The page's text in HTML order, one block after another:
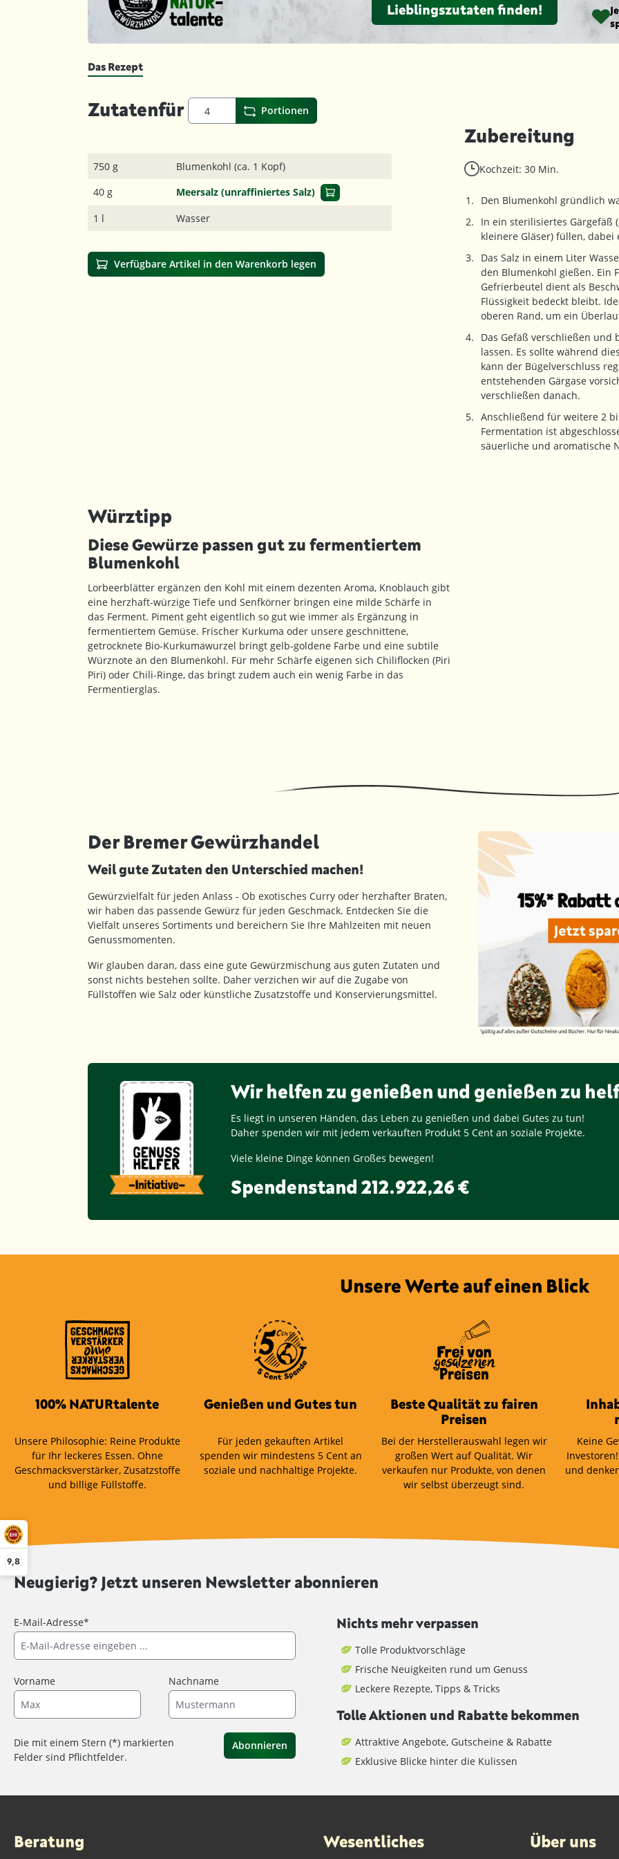
9,8
Lieblingszutaten finden!
Das Rezept
Zutatenfür Portionen
750 g
Blumenkohl (ca. 1 Kopf)
40 g
Meersalz (unraffiniertes Salz)
1 l
Wasser
Verfügbare Artikel in den Warenkorb legen
Zubereitung
Kochzeit: 30 Min.
Den Blumenkohl gründlich
In ein sterilisiertes Gärgefäß
kleinere Gläser) füllen, dabei
Das Salz in einem Liter
den Blumenkohl gießen. Ein
Gefrierbeutel dient als
Flüssigkeit bedeckt bleibt.
oberen Rand, um ein
Das Gefäß verschließen und
lassen. Es sollte während
kann der Bügelverschluss
entstehenden Gärgase
verschließen danach.
Anschließend für weitere 2
Fermentation ist
säuerliche und aromatische
Würztipp
Diese Gewürze passen gut zu fermentiertem
Blumenkohl
Lorbeerblätter ergänzen den Kohl mit einem dezenten Aroma, Knoblauch gibt
eine herzhaft-würzige Tiefe und Senfkörner bringen eine milde Schärfe in
das Ferment. Piment geht eigentlich so gut wie immer als Ergänzung in
fermentiertem Gemüse. Frischer Kurkuma oder unsere geschnittene,
getrocknete Bio-Kurkumawurzel bringt gelb-goldene Farbe und eine subtile
Würznote an den Blumenkohl. Für mehr Schärfe eigenen sich Chiliflocken (Piri
Piri) oder Chili-Ringe, das bringt zudem auch ein wenig Farbe in das
Fermentierglas.
Der Bremer Gewürzhandel
Weil gute Zutaten den Unterschied machen!
Gewürzvielfalt für jeden Anlass - Ob exotisches Curry oder herzhafter Braten,
wir haben das passende Gewürz für jeden Geschmack. Entdecken Sie die
Vielfalt unseres Sortiments und bereichern Sie Ihre Mahlzeiten mit neuen
Genussmomenten.
Wir glauben daran, dass eine gute Gewürzmischung aus guten Zutaten und
sonst nichts bestehen sollte. Daher verzichen wir auf die Zugabe von
Füllstoffen wie Salz oder künstliche Zusatzstoffe und Konservierungsmittel.
Wir helfen zu genießen und genießen zu
Es liegt in unseren Händen, das Leben zu genießen und dabei Gutes zu tun!
Daher spenden wir mit jedem verkauften Produkt 5 Cent an soziale Projekte.
Viele kleine Dinge können Großes bewegen!
Spendenstand 212.922,26 €
Unsere Werte auf einen Blick
100% NATURtalente
Unsere Philosophie: Reine Produkte
für Ihr leckeres Essen. Ohne
Geschmacksverstärker, Zusatzstoffe
und billige Füllstoffe.
Genießen und Gutes tun
Für jeden gekauften Artikel
spenden wir mindestens 5 Cent an
soziale und nachhaltige Projekte.
Beste Qualität zu fairen
Preisen
Bei der Herstellerauswahl legen wir
großen Wert auf Qualität. Wir
verkaufen nur Produkte, von denen
wir selbst überzeugt sind.
Keine
und
Neugierig? Jetzt unseren Newsletter abonnieren
E-Mail-Adresse*
Vorname Nachname
Die mit einem Stern (*) markierten
Felder sind Pflichtfelder.
Abonnieren
Nichts mehr verpassen
Tolle Produktvorschläge
Frische Neuigkeiten rund um Genuss
Leckere Rezepte, Tipps & Tricks
Tolle Aktionen und Rabatte bekommen
Attraktive Angebote, Gutscheine & Rabatte
Exklusive Blicke hinter die Kulissen
Beratung Wesentliches Über uns